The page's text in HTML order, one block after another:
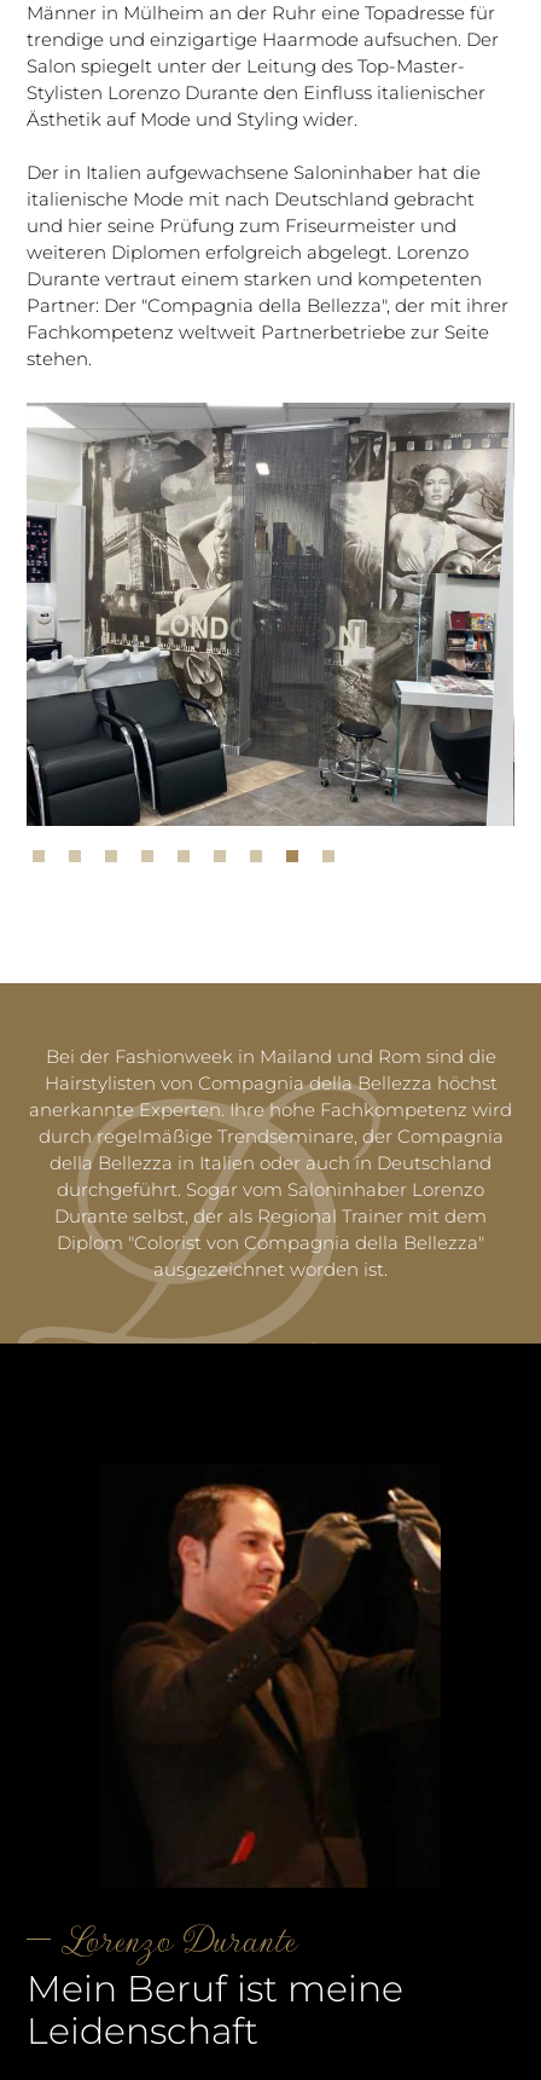
Männer in Mülheim an der Ruhr eine Topadresse für
trendige und einzigartige Haarmode aufsuchen. Der
Salon spiegelt unter der Leitung des Top-Master-
Stylisten Lorenzo Durante den Einfluss italienischer
Ästhetik auf Mode und Styling wider.
Der in Italien aufgewachsene Saloninhaber hat die
italienische Mode mit nach Deutschland gebracht
und hier seine Prüfung zum Friseurmeister und
weiteren Diplomen erfolgreich abgelegt. Lorenzo
Durante vertraut einem starken und kompetenten
Partner: Der "Compagnia della Bellezza", der mit ihrer
Fachkompetenz weltweit Partnerbetriebe zur Seite
stehen.
Bei der Fashionweek in Mailand und Rom sind die
Hairstylisten von Compagnia della Bellezza höchst
anerkannte Experten. Ihre hohe Fachkompetenz wird
durch regelmäßige Trendseminare, der Compagnia
della Bellezza in Italien oder auch in Deutschland
durchgeführt. Sogar vom Saloninhaber Lorenzo
Durante selbst, der als Regional Trainer mit dem
Diplom "Colorist von Compagnia della Bellezza"
ausgezeichnet worden ist.
Lorenzo Durante
Mein Beruf ist meine
Leidenschaft